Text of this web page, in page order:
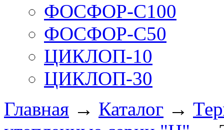
ФОСФОР-С100
ФОСФОР-С50
ЦИКЛОП-10
ЦИКЛОП-30
Главная → Каталог →